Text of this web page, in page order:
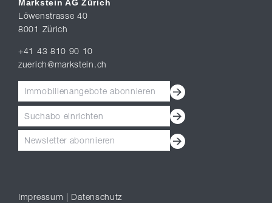
Markstein AG Zürich
Löwenstrasse 40
8001 Zürich
+41 43 810 90 10
zuerich@markstein.ch
Immobilienangebote abonnieren
Suchabo einrichten
Newsletter abonnieren
Impressum Datenschutz